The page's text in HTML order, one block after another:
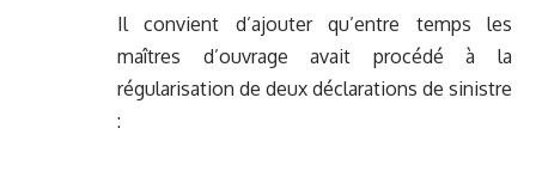
Il convient d’ajouter qu’entre temps les
maîtres d’ouvrage avait procédé à la
régularisation de deux déclarations de sinistre
: